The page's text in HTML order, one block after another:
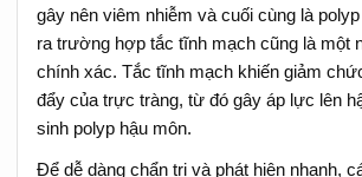
gây nên viêm nhiễm và cuối cùng là
ra trường hợp tắc tĩnh mạch cũng là một
chính xác. Tắc tĩnh mạch khiến giảm
đẩy của trực tràng, từ đó gây áp lực lên
sinh polyp hậu môn.
Để dễ dàng chẩn trị và phát hiện nhanh,